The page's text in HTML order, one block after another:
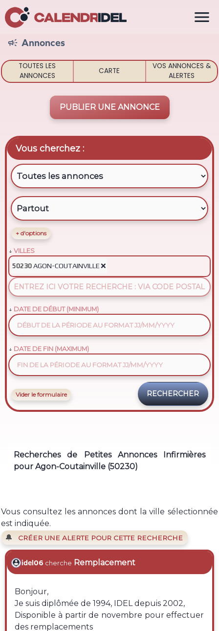
 Annonces
TOUTES LES
ANNONCES
CARTE
VOS ANNONCES &
ALERTES
PUBLIER UNE ANNONCE
Vous cherchez :
+ d'options
VILLES
50230 AGON-COUTAINVILLE❌
DATE DE DÉBUT (MINIMUM)
DATE DE FIN (MAXIMUM)
Vider le formulaire
Recherches de Petites Annonces Infirmières
pour Agon-Coutainville (50230)
Vous consultez les annonces dont la ville sélectionnée
est indiquée.
🔔 CRÉER UNE ALERTE POUR CETTE RECHERCHE
idel06 cherche Remplacement
Bonjour,
Je suis diplômée de 1994, IDEL depuis 2002,
Disponible à partir de novembre pour effectuer
des remplacements
